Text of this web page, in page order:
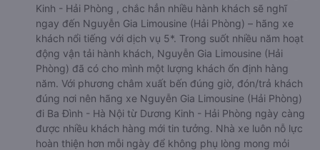
Kinh - Hải Phòng , chắc hẳn nhiều hành khách sẽ nghĩ
ngay đến Nguyễn Gia Limousine (Hải Phòng) – hãng xe
khách nổi tiếng với dịch vụ 5*. Trong suốt nhiều năm hoạt
động vận tải hành khách, Nguyễn Gia Limousine (Hải
Phòng) đã có cho mình một lượng khách ổn định hàng
năm. Với phương châm xuất bến đúng giờ, đón/trả khách
đúng nơi nên hãng xe Nguyễn Gia Limousine (Hải Phòng)
đi Ba Đình - Hà Nội từ Dương Kinh - Hải Phòng ngày càng
được nhiều khách hàng mới tin tưởng. Nhà xe luôn nỗ lực
hoàn thiện hơn mỗi ngày để không phụ lòng mong mỏi